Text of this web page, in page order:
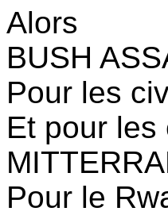
Alors
BUSH
Pour les
Et pour
Pour le